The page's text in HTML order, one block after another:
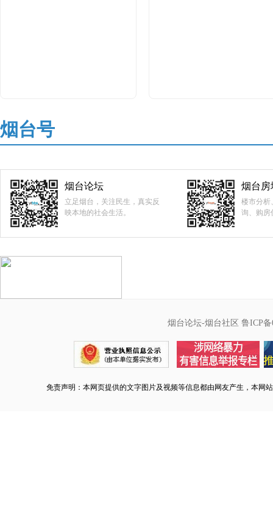
烟台号
烟台论坛
立足烟台，关注民生，真实反
映本地的社会生活。
烟台房
楼市分析
询、购房
烟台论坛-烟台社区 鲁ICP备
免责声明：本网页提供的文字图片及视频等信息都由网友产生，本网